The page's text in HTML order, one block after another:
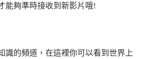
能夠準時接收到新影片哦!
識的頻道，在這裡你可以看到世界上